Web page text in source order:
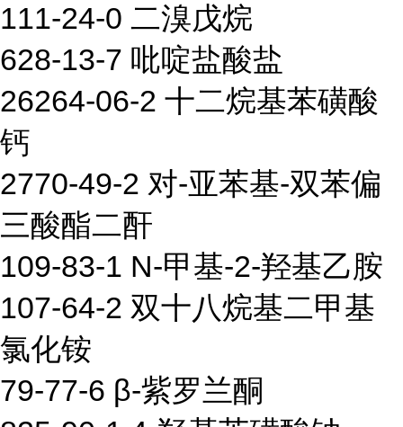
111-24-0 二溴戊烷
628-13-7 吡啶盐酸盐
26264-06-2 十二烷基苯磺酸
钙
2770-49-2 对-亚苯基-双苯偏
三酸酯二酐
109-83-1 N-甲基-2-羟基乙胺
107-64-2 双十八烷基二甲基
氯化铵
79-77-6 β-紫罗兰酮